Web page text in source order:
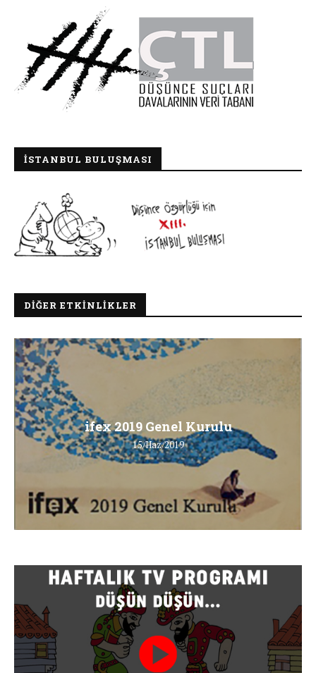
İSTANBUL BULUŞMASI
DIĞER ETKINLIKLER
ifex 2019 Genel Kurulu
15/Haz/2019